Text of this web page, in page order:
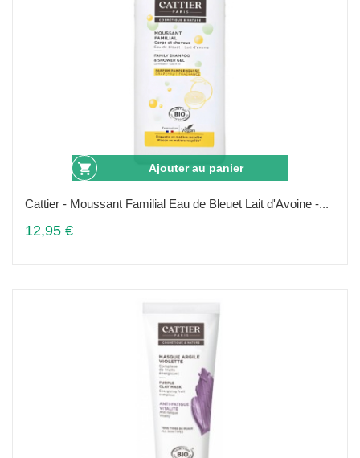
Ajouter au panier
Cattier - Moussant Familial Eau de Bleuet Lait d'Avoine -...
12,95 €